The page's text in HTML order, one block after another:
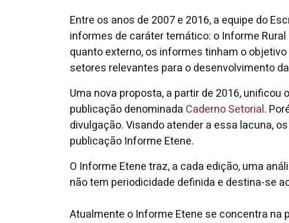
Entre os anos de 2007 e 2016, a equipe do
informes de caráter temático: o Informe
quanto externo, os informes tinham o
setores relevantes para o desenvolvimento
Uma nova proposta, a partir de 2016,
publicação denominada Caderno Setorial.
divulgação. Visando atender a essa lacuna,
publicação Informe Etene.
O Informe Etene traz, a cada edição, uma
não tem periodicidade definida e destina-se
Atualmente o Informe Etene se concentra na